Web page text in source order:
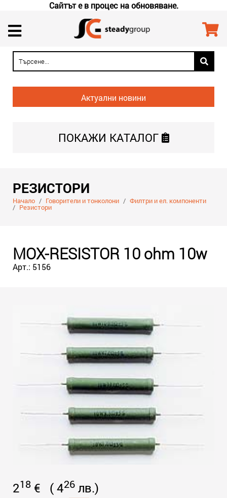
Сайтът е в процес на обновяване.
Актуални новини
ПОКАЖИ КАТАЛОГ
РЕЗИСТОРИ
Начало / Говорители и тонколони / Филтри и ел. компоненти
/ Резистори
MOX-RESISTOR 10 ohm 10w
Арт.: 5156
218 € (426 лв.)